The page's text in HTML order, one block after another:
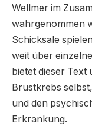
Wellmer im
wahrgenommen
Schicksale
weit über
bietet dieser
Brustkrebs
und den
Erkrankung.